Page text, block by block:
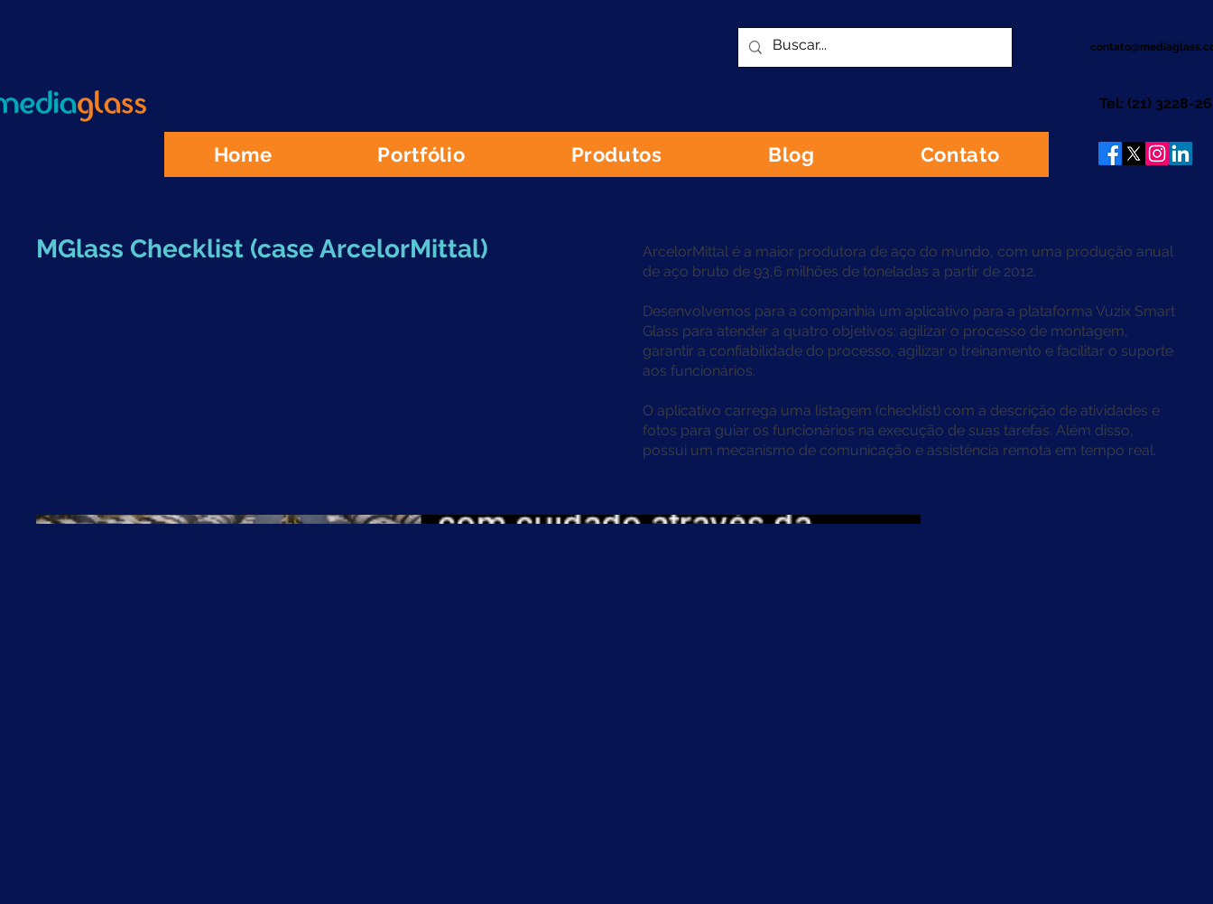
Home Portfólio Produtos Blog Contato
Tel: (21) 3228-
MGlass Checklist (case ArcelorMittal)
ArcelorMittal é a maior produtora de aço do mundo, com uma produção anual
de aço bruto de 93,6 milhões de toneladas a partir de 2012.
Desenvolvemos para a companhia um aplicativo para a plataforma Vuzix Smart
Glass para atender a quatro objetivos: agilizar o processo de montagem,
garantir a confiabilidade do processo, agilizar o treinamento e facilitar o suporte
aos funcionários.
O aplicativo carrega uma listagem (checklist) com a descrição de atividades e
fotos para guiar os funcionários na execução de suas tarefas. Além disso,
possui um mecanismo de comunicação e assistência remota em tempo real.